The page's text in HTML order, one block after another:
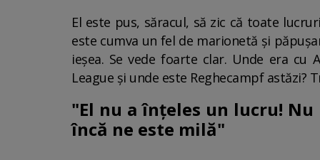
El este pus, săracul, să zic că toate
este cumva un fel de marionetă și
ieșea. Se vede foarte clar. Unde era cu
League și unde este Reghecampf
"El nu a înțeles un lucru!
încă ne este milă"